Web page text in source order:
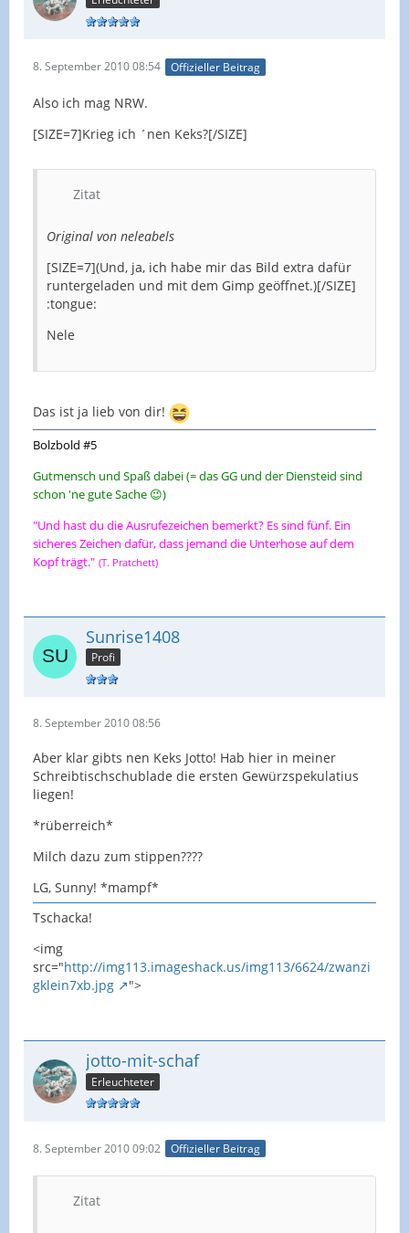
8. September 2010 08:54 Offizieller Beitrag
Also ich mag NRW.
[SIZE=7]Krieg ich ´nen Keks?[/SIZE]
Zitat
Original von neleabels
[SIZE=7](Und, ja, ich habe mir das Bild extra dafür
runtergeladen und mit dem Gimp geöffnet.)[/SIZE]
:tongue:
Nele
Das ist ja lieb von dir!
Bolzbold #5
Gutmensch und Spaß dabei (= das GG und der Diensteid sind
schon 'ne gute Sache 😉)
"Und hast du die Ausrufezeichen bemerkt? Es sind fünf. Ein
sicheres Zeichen dafür, dass jemand die Unterhose auf dem
Kopf trägt." (T. Pratchett)
Sunrise1408
Profi
8. September 2010 08:56
Aber klar gibts nen Keks Jotto! Hab hier in meiner
Schreibtischschublade die ersten Gewürzspekulatius
liegen!
*rüberreich*
Milch dazu zum stippen????
LG, Sunny! *mampf*
Tschacka!
<img
src="http://img113.imageshack.us/img113/6624/zwanzi
gklein7xb.jpg
">
jotto-mit-schaf
Erleuchteter
8. September 2010 09:02 Offizieller Beitrag
Zitat